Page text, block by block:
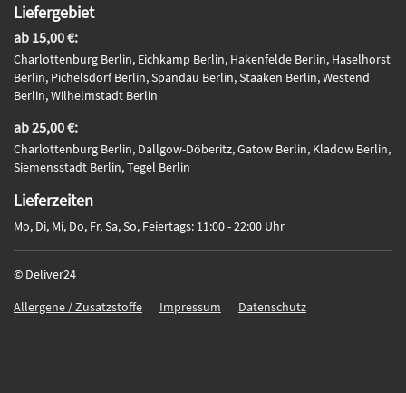
Liefergebiet
ab 15,00 €:
Charlottenburg Berlin, Eichkamp Berlin, Hakenfelde Berlin, Haselhorst
Berlin, Pichelsdorf Berlin, Spandau Berlin, Staaken Berlin, Westend
Berlin, Wilhelmstadt Berlin
ab 25,00 €:
Charlottenburg Berlin, Dallgow-Döberitz, Gatow Berlin, Kladow Berlin,
Siemensstadt Berlin, Tegel Berlin
Lieferzeiten
Mo, Di, Mi, Do, Fr, Sa, So, Feiertags: 11:00 - 22:00 Uhr
© Deliver24
Allergene / Zusatzstoffe
Impressum Datenschutz